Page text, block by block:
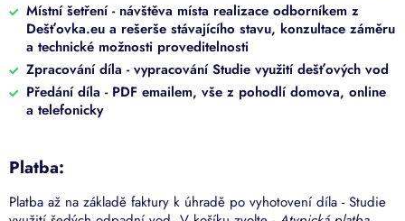
Místní šetření - návštěva místa realizace odborníkem z
Dešťovka.eu a rešerše stávajícího stavu, konzultace záměru
a technické možnosti proveditelnosti
Zpracování díla - vypracování Studie využití dešťových vod
Předání díla - PDF emailem, vše z pohodlí domova, online
a telefonicky
Platba:
Platba až na základě faktury k úhradě po vyhotovení díla - Studie